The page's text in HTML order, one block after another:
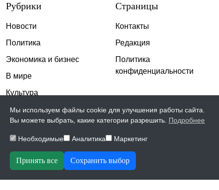
Рубрики
Новости
Политика
Экономика и бизнес
В мире
Культура
Спорт
Происшествия
Скандалы
Страницы
Контакты
Редакция
Политика
конфиденциальности
Мы используем файлы cookie для улучшения работы сайта.
Вы можете выбрать, какие категории разрешить. Подробнее
Необходимые Аналитика Маркетинг
Принять все Сохранить выбор